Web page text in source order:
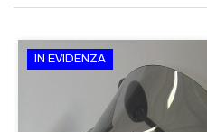
IN EVIDENZA